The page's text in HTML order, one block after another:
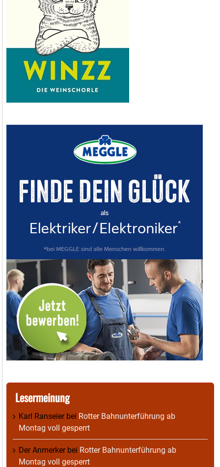
Lesermeinung
Karl Ranseierbei Rotter Bahnunterführung ab
Montag voll gesperrt
Der Anmerkerbei Rotter Bahnunterführung ab
Montag voll gesperrt